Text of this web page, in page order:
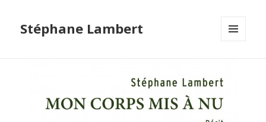
Stéphane Lambert